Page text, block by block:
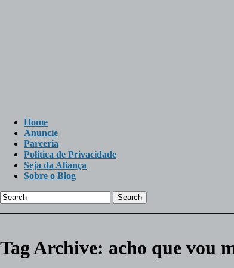
Home
Anuncie
Parceria
Politica de Privacidade
Seja da Aliança
Sobre o Blog
Search
Tag Archive: acho que vou